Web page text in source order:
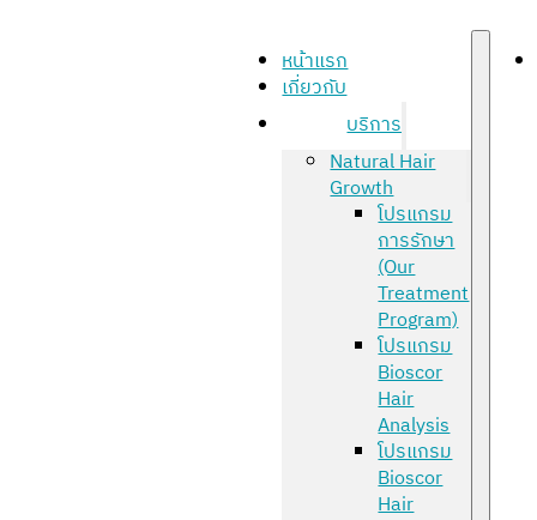
หน้าแรก
เกี่ยวกับ
บริการ
Natural Hair
Growth
โปรแกรม
การรักษา
(Our
Treatment
Program)
โปรแกรม
Bioscor
Hair
Analysis
โปรแกรม
Bioscor
Hair